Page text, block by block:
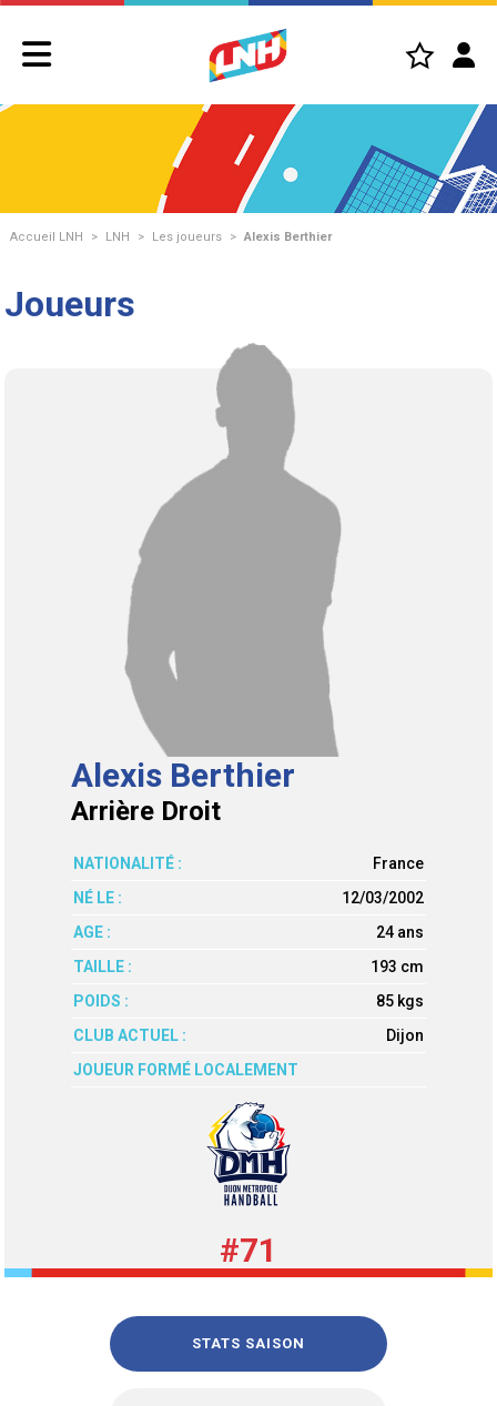
Accueil LNH > LNH > Les joueurs > Alexis Berthier
Joueurs
Alexis Berthier
Arrière Droit
NATIONALITÉ :
France
NÉ LE :
12/03/2002
AGE :
24 ans
TAILLE :
193 cm
POIDS :
85 kgs
CLUB ACTUEL :
Dijon
JOUEUR FORMÉ LOCALEMENT
#71
STATS SAISON